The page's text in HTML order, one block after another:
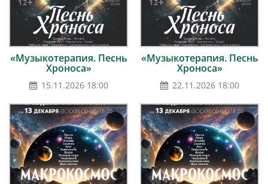
«Музыкотерапия. Песнь
Хроноса»
15.11.2026 18:00
«Музыкотерапия. Песнь
Хроноса»
22.11.2026 18:00